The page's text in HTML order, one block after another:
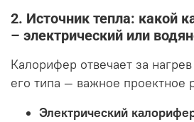
2. Источник тепла: какой
– электрический или
Калорифер отвечает за
его типа — важное проектное
Электрический